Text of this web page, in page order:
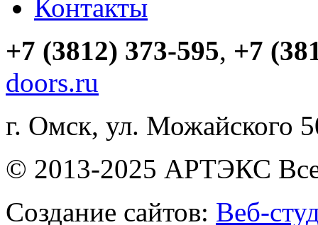
Контакты
+7 (3812) 373-595, +7
doors.ru
г. Омск, ул. Можайского
© 2013-2025 АРТЭКС
Создание сайтов: Веб-